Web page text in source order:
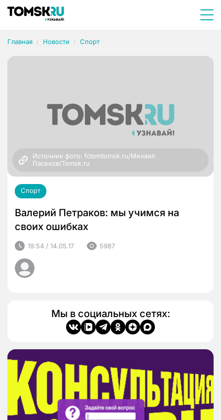
Главная Новости Спорт
Источник фото: fctomtomsk.ru/Михаил
Пасеков/Tomsk.ru
Спорт
Валерий Петраков: мы учимся на
своих ошибках
19:54 / 14.05.17 5987
Мы в социальных сетях: